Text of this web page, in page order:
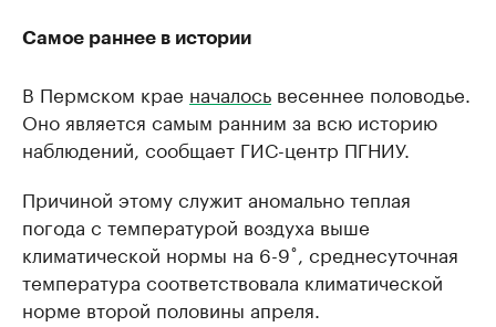
Самое раннее в истории
В Пермском крае началось весеннее половодье.
Оно является самым ранним за всю историю
наблюдений, сообщает ГИС-центр ПГНИУ.
Причиной этому служит аномально теплая
погода с температурой воздуха выше
климатической нормы на 6-9˚, среднесуточная
температура соответствовала климатической
норме второй половины апреля.